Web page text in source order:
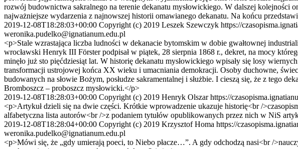
rozwój budownictwa sakralnego na terenie dekanatu mysłowickiego. W dalszej
najważniejsze wydarzenia z najnowszej historii omawianego dekanatu. Na końcu
2019-12-08T18:28:03+00:00 Copyright (c) 2019 Leszek Szewczyk https://
weronika.pudelko@ignatianum.edu.pl
<p>Stale wzrastająca liczba ludności w dekanacie bytomskim w dobie gwałtownej
wrocławski Henryk III Förster podpisał w piątek, 28 sierpnia 1868 r., dekret, na mocy
minęło już sto pięćdziesiąt lat. W historię dekanatu mysłowickiego wpisały się losy
transformacji ustrojowej końca XX wieku i umacniania demokracji. Osoby duchowne,
budowanych na słowie Bożym, posłudze sakramentalnej i służbie. I cieszą się, że z tego
Bromboszcz – proboszcz mysłowicki.</p>
2019-12-08T18:28:03+00:00 Copyright (c) 2019 Henryk Olszar https://
<p>Artykuł dzieli się na dwie części. Krótkie wprowadzenie ukazuje historię<br /
alfabetyczna lista autorów<br />z podaniem tytułów opublikowanych przez nich w NiS
2019-12-08T18:28:04+00:00 Copyright (c) 2019 Krzysztof Homa https://
weronika.pudelko@ignatianum.edu.pl
<p>Mówi się, że „gdy umierają poeci, to Niebo płacze…”. A gdy odchodzą nasi<br /